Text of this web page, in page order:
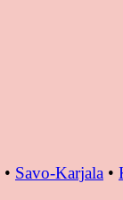
• Savo-Karjala •